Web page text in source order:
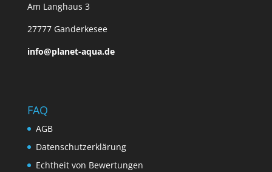
Am Langhaus 3
27777 Ganderkesee
info@planet-aqua.de
FAQ
AGB
Datenschutzerklärung
Echtheit von Bewertungen